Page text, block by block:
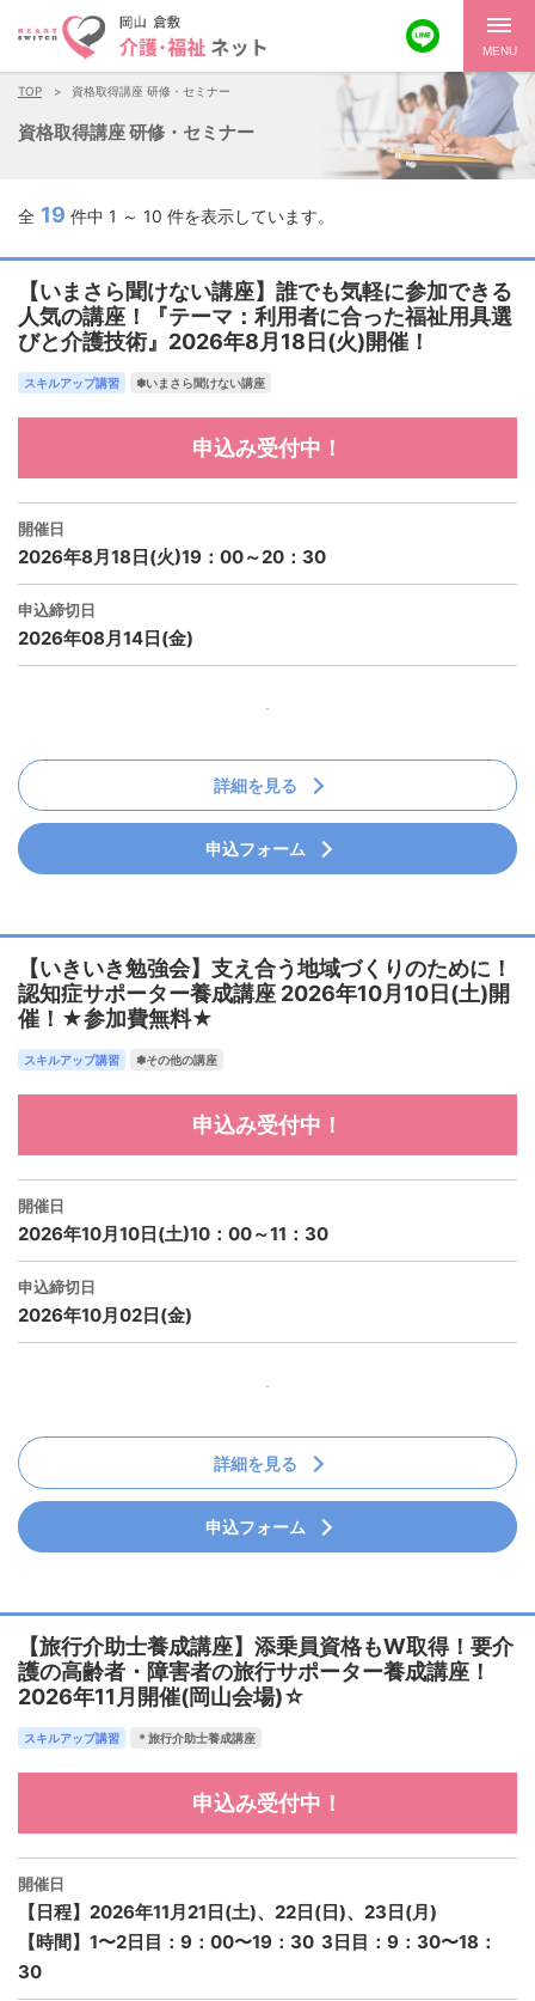
MENU
TOP 資格取得講座 研修・セミナー
資格取得講座 研修・セミナー
全 19 件中 1 ～ 10 件を表示しています。
【いまさら聞けない講座】誰でも気軽に参加できる
人気の講座！『テーマ：利用者に合った福祉用具選
びと介護技術』2026年8月18日(火)開催！
スキルアップ講習 ✽いまさら聞けない講座
申込み受付中！
開催日
2026年8月18日(火)19：00～20：30
申込締切日
2026年08月14日(金)
詳細を見る
申込フォーム
【いきいき勉強会】支え合う地域づくりのために！
認知症サポーター養成講座 2026年10月10日(土)開
催！★参加費無料★
スキルアップ講習 ✽その他の講座
申込み受付中！
開催日
2026年10月10日(土)10：00～11：30
申込締切日
2026年10月02日(金)
詳細を見る
申込フォーム
【旅行介助士養成講座】添乗員資格もW取得！要介
護の高齢者・障害者の旅行サポーター養成講座！
2026年11月開催(岡山会場)☆
スキルアップ講習 ＊旅行介助士養成講座
申込み受付中！
開催日
【日程】2026年11月21日(土)、22日(日)、23日(月)
【時間】1〜2日目：9：00〜19：30 3日目：9：30〜18：
30